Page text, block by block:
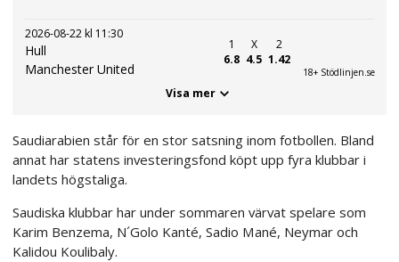
2026-08-22 kl 11:30
Hull
Manchester United
1
6.8
X
4.5
2
1.42
18+ Stödlinjen.se
Visa mer
Saudiarabien står för en stor satsning inom fotbollen. Bland
annat har statens investeringsfond köpt upp fyra klubbar i
landets högstaliga.
Saudiska klubbar har under sommaren värvat spelare som
Karim Benzema, N´Golo Kanté, Sadio Mané, Neymar och
Kalidou Koulibaly.